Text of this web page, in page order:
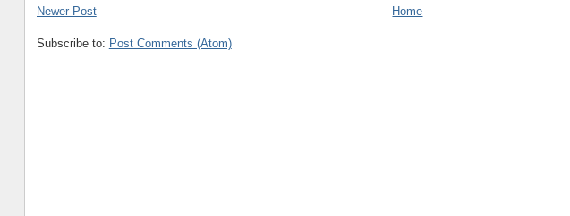
Newer Post Home
Subscribe to: Post Comments (Atom)